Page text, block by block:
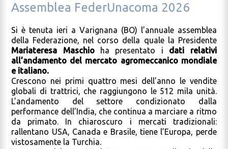
Assemblea FederUnacoma 2026
Si è tenuta ieri a Varignana (BO) l’annuale assemblea
della Federazione, nel corso della quale la Presidente
Mariateresa Maschioha presentato i dati relativi
all’andamento del mercato agromeccanico mondiale
e italiano.
Crescono nei primi quattro mesi dell’anno le vendite
globali di trattrici, che raggiungono le 512 mila unità.
L’andamento del settore condizionato dalla
performance dell’India, che continua a marciare a ritmo
da primato. In chiaroscuro i mercati tradizionali:
rallentano USA, Canada e Brasile, tiene l’Europa, perde
vistosamente la Turchia.